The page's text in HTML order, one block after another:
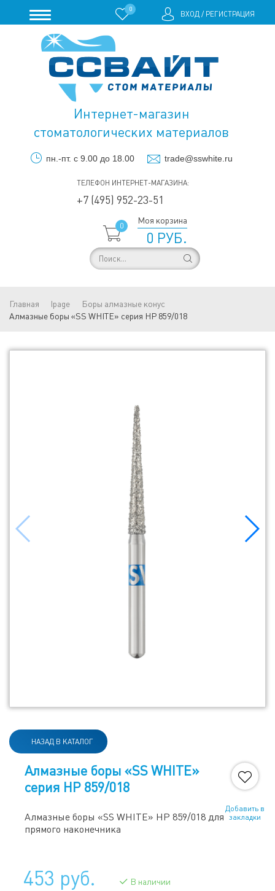
0
ВХОД/ РЕГИСТРАЦИЯ
Интернет-магазин
стоматологических материалов
пн.-пт. с 9.00 до 18.00 trade@sswhite.ru
ТЕЛЕФОН ИНТЕРНЕТ-МАГАЗИНА:
+7 (495) 952-23-51
0
Моя корзина
0 РУБ.
Главная lpage
Боры алмазные конус
Алмазные боры «SS WHITE» серия HP 859/018
НАЗАД В КАТАЛОГ
Алмазные боры «SS WHITE»
серия HP 859/018
Алмазные боры «SS WHITE» HP 859/018 для
прямого наконечника
Добавить в
закладки
453 руб. В наличии